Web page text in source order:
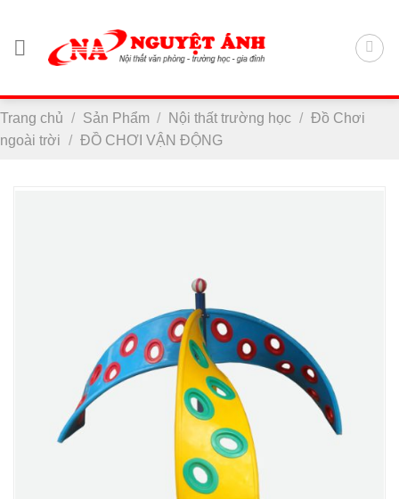
nội
Trang chủ / Sản Phẩm / Nội thất trường học / Đồ Chơi
ngoài trời / ĐỒ CHƠI VẬN ĐỘNG